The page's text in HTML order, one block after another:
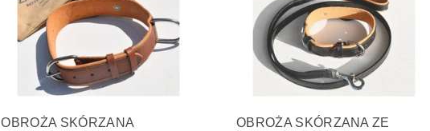
OBROŻA SKÓRZANA
OBROŻA SKÓRZANA ZE